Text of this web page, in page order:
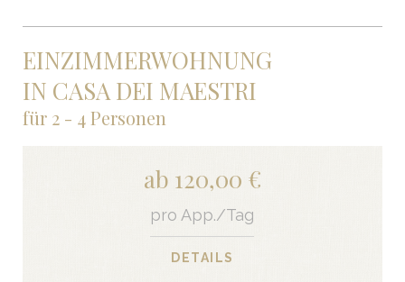
EINZIMMERWOHNUNG
IN CASA DEI MAESTRI
für 2 - 4 Personen
ab 120,00 €
pro App./Tag
DETAILS